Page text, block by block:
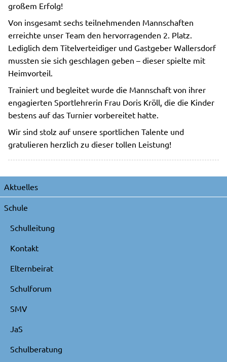
großem Erfolg!
Von insgesamt sechs teilnehmenden Mannschaften
erreichte unser Team den hervorragenden 2. Platz.
Lediglich dem Titelverteidiger und Gastgeber Wallersdorf
mussten sie sich geschlagen geben – dieser spielte mit
Heimvorteil.
Trainiert und begleitet wurde die Mannschaft von ihrer
engagierten Sportlehrerin Frau Doris Kröll, die die Kinder
bestens auf das Turnier vorbereitet hatte.
Wir sind stolz auf unsere sportlichen Talente und
gratulieren herzlich zu dieser tollen Leistung!
Navigation
überspringen
Aktuelles
Schule
Schulleitung
Kontakt
Elternbeirat
Schulforum
SMV
JaS
Schulberatung